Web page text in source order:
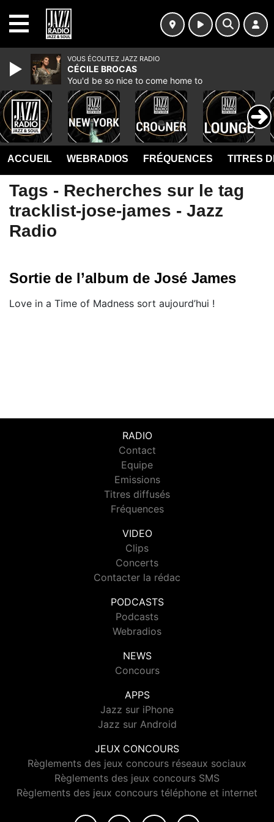
ACCUEIL WEBRADIOS FRÉQUENCES TITRES
Tags - Recherches sur le tag
tracklist-jose-james - Jazz
Radio
Sortie de l’album de José James
Love in a Time of Madness sort aujourd’hui !
RADIO
Contact
Equipe
Emissions
Titres diffusés
Fréquences
VIDEO
Clips
Concerts
Contacter la rédac
PODCASTS
Podcasts
Webradios
NEWS
Concours
APPS
Jazz sur iPhone
Jazz sur Android
JEUX CONCOURS
Règlements des jeux concours réseaux sociaux
Règlements des jeux concours SMS
Règlements des jeux concours téléphone et internet
VOUS ÉCOUTEZ JAZZ RADIO
CÉCILE BROCAS
You'd be so nice to come home to